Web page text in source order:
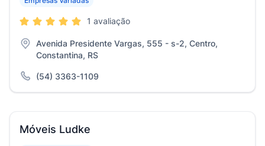
1 avaliação
Avenida Presidente Vargas, 555 - s-2, Centro,
Constantina, RS
(54) 3363-1109
Móveis Ludke